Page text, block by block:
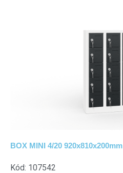
BOX MINI 4/20 920x810x200mm
Kód: 107542